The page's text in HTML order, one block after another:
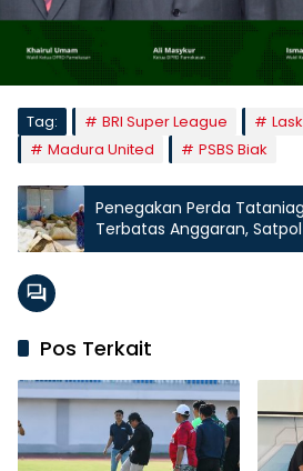
Tag: BRI Super League
Madura United
PSBS Biak
Penegakan Perda
Terbatas Anggaran,
Razia Tembakau Luar Tak
Pos Terkait